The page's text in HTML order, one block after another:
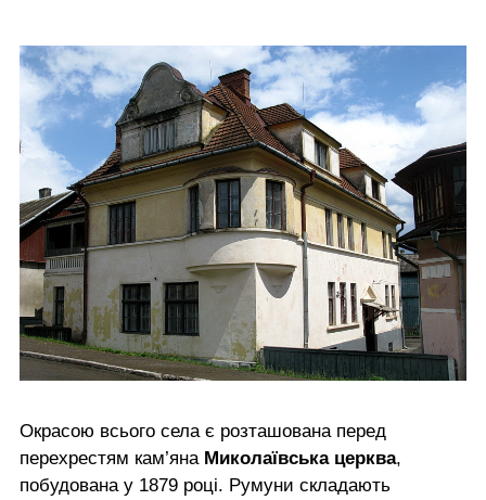
Окрасою всього села є розташована перед
перехрестям кам’яна Миколаївська церква,
побудована у 1879 році. Румуни складають